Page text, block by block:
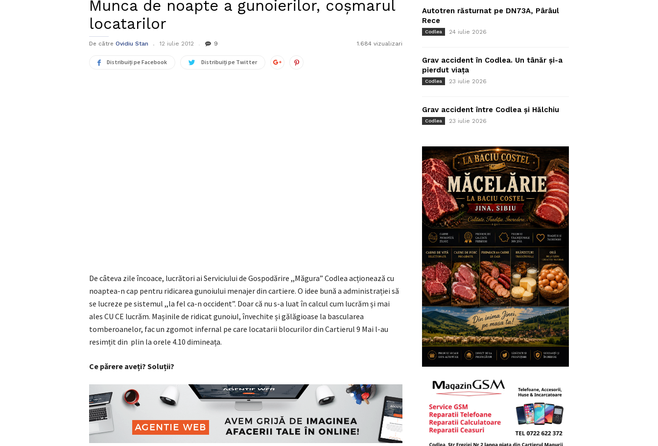
Munca de noapte a gunoierilor, coșmarul
locatarilor
De către Ovidiu Stan 12 iulie 2012 9 1.684 vizualizari
Distribuiți pe Facebook Distribuiți pe Twitter
De câteva zile încoace, lucrători ai Serviciului de Gospodărire ,,Măgura” Codlea acționează cu
noaptea-n cap pentru ridicarea gunoiului menajer din cartiere. O idee bună a administrației să
se lucreze pe sistemul ,,la fel ca-n occident”. Doar că nu s-a luat în calcul cum lucrăm și mai
ales CU CE lucrăm. Mașinile de ridicat gunoiul, învechite și gălăgioase la bascularea
tomberoanelor, fac un zgomot infernal pe care locatarii blocurilor din Cartierul 9 Mai l-au
resimțit din plin la orele 4.10 dimineața.
Ce părere aveți? Soluții?
Autotren răsturnat pe DN73A, Pârâul
Rece
Codlea 24 iulie 2026
Grav accident în Codlea. Un tânăr și-a
pierdut viața
Codlea 23 iulie 2026
Grav accident între Codlea și Hălchiu
Codlea 23 iulie 2026